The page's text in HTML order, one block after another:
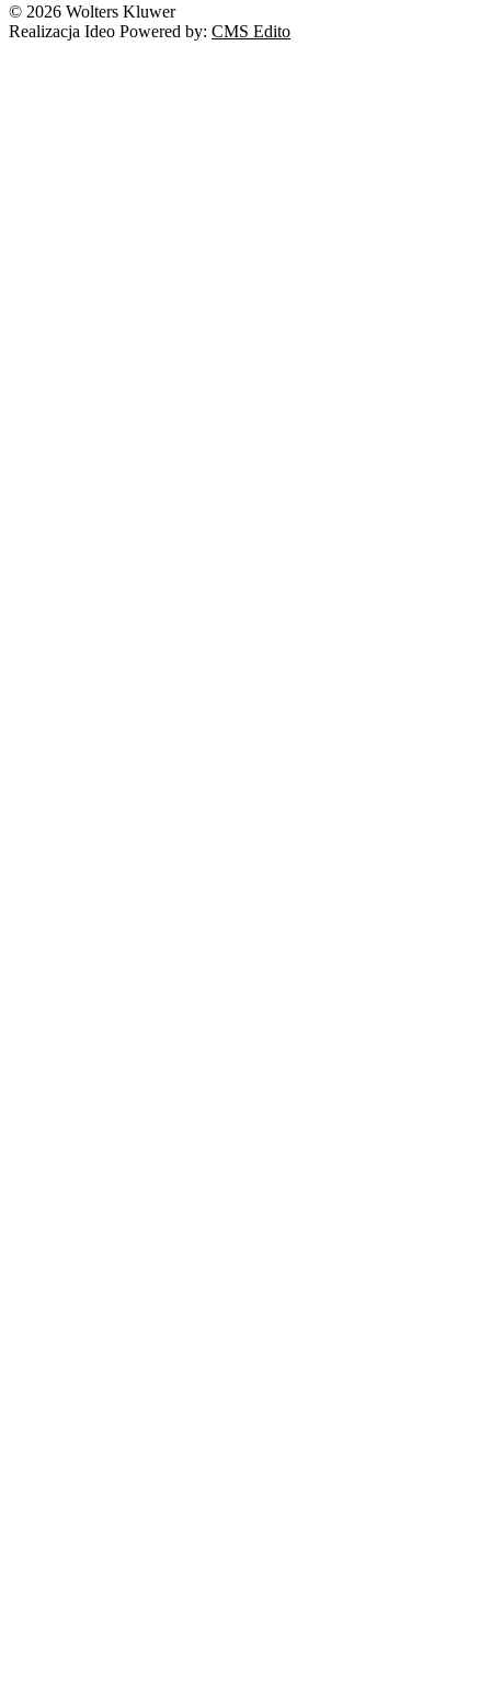
© 2026 Wolters Kluwer
Realizacja Ideo Powered by: CMS Edito